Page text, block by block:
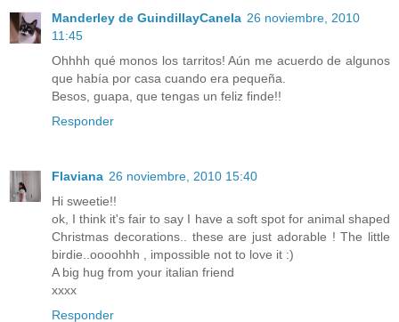
Manderley de GuindillayCanela 26 noviembre, 2010
11:45
Ohhhh qué monos los tarritos! Aún me acuerdo de algunos
que había por casa cuando era pequeña.
Besos, guapa, que tengas un feliz finde!!
Responder
Flaviana 26 noviembre, 2010 15:40
Hi sweetie!!
ok, I think it's fair to say I have a soft spot for animal shaped
Christmas decorations.. these are just adorable ! The little
birdie..oooohhh , impossible not to love it :)
A big hug from your italian friend
xxxx
Responder